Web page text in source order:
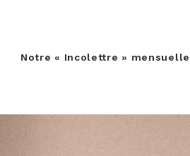
Notre « Incolettre » mensuelle